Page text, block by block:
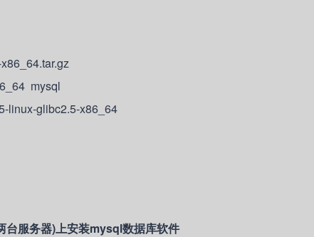
mysql
linux-glibc2.5-x86_64
台服务器)上安装mysql数据库软件